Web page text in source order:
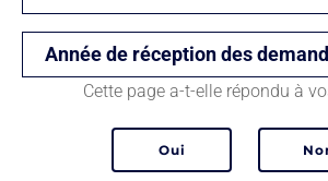
Année de réception des
Cette page a-t-elle répondu à